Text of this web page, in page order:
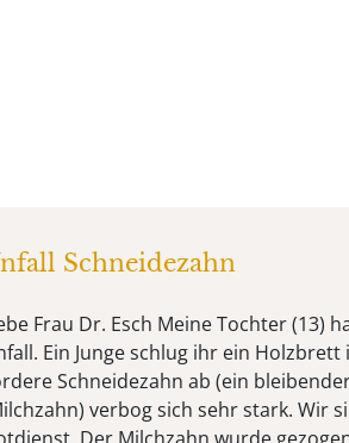
Schneidezahn
Frau Dr. Esch Meine Tochter (13)
Ein Junge schlug ihr ein
Schneidezahn ab (ein
verbog sich sehr stark. Wir